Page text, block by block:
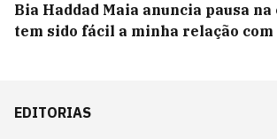
Bia Haddad Maia anuncia pausa
tem sido fácil a minha relação
EDITORIAS